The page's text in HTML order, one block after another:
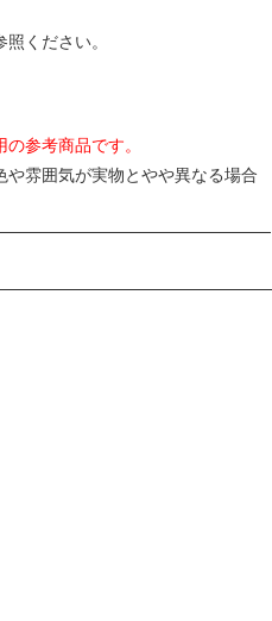
照ください。
参考商品です。
雰囲気が実物とやや異なる場合